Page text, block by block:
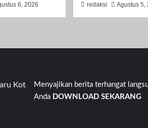
6, 2026 redaksi Agustus 5,
Tangerang Banten Kavling
Menyajikan berita terhangat
Anda DOWNLOAD SEKARANG